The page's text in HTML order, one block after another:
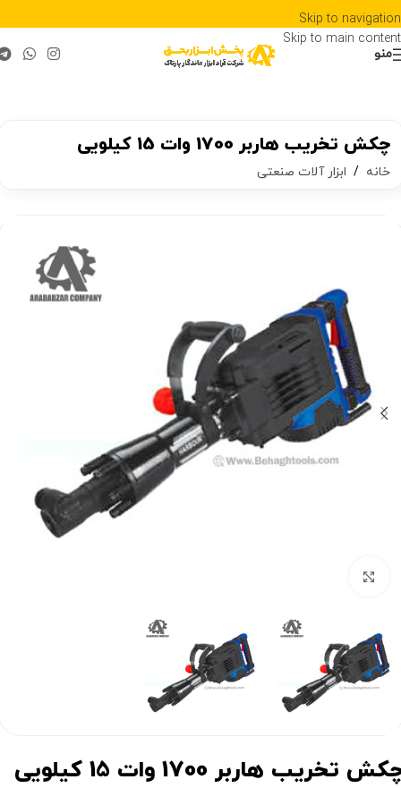
Skip to navigation
Skip to main content
منو
چکش تخریب هاربر 1700 وات 15 کیلویی
خانه / ابزار آلات صنعتی
تخریب هاربر 1700 وات 15 کیلویی